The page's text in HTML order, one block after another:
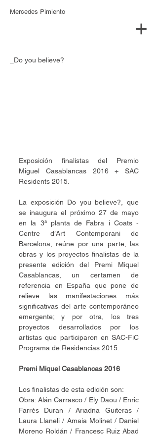
Mercedes Pimiento
_Do you believe?
Exposición finalistas del Premio
Miguel Casablancas 2016 + SAC
Residents 2015.
La exposición Do you believe?, que
se inaugura el próximo 27 de mayo
en la 3ª planta de Fabra i Coats -
Centre d’Art Contemporani de
Barcelona, reúne por una parte, las
obras y los proyectos finalistas de la
presente edición del Premi Miquel
Casablancas, un certamen de
referencia en España que pone de
relieve las manifestaciones más
significativas del arte contemporáneo
emergente; y por otra, los tres
proyectos desarrollados por los
artistas que participaron en SAC-FiC
Programa de Residencias 2015.
Premi Miquel Casablancas 2016
Los finalistas de esta edición son:
Obra: Alán Carrasco / Ely Daou / Enric
Farrés Duran / Ariadna Guiteras /
Laura Llaneli / Amaia Molinet / Daniel
Moreno Roldán / Francesc Ruiz Abad